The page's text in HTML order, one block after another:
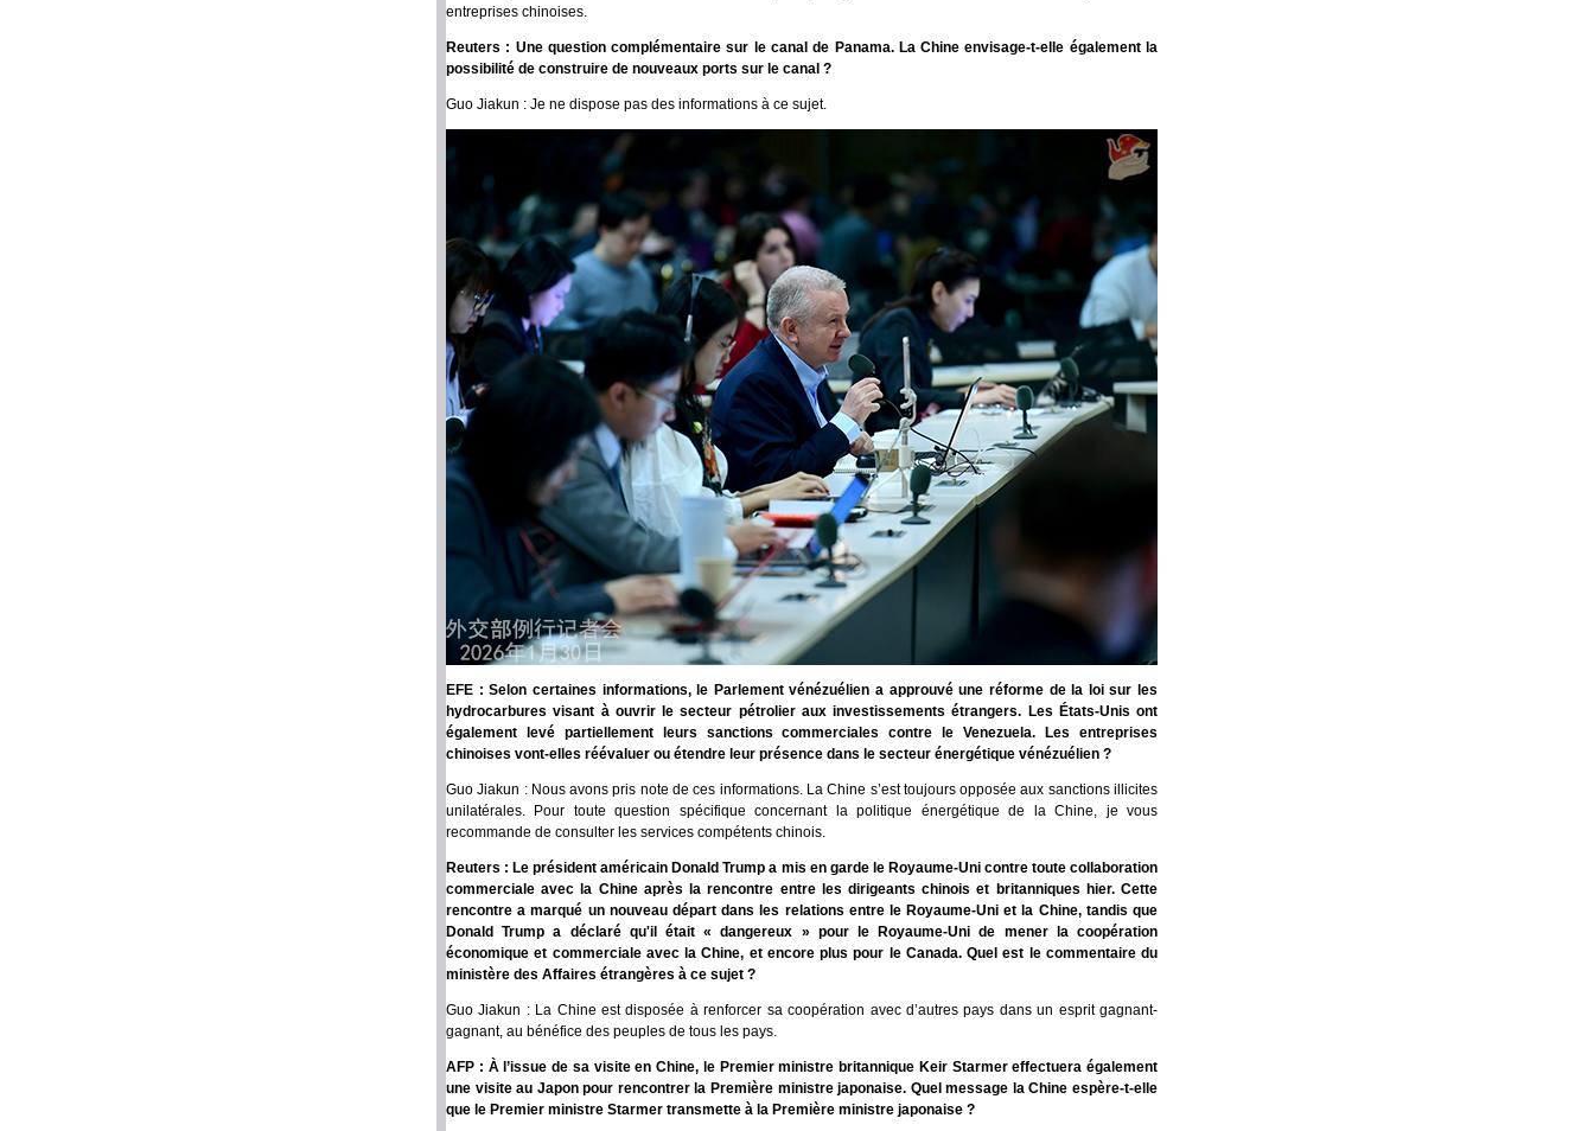
entreprises chinoises.
Reuters : Une question complémentaire sur le canal de Panama. La Chine envisage-t-elle également la
possibilité de construire de nouveaux ports sur le canal ?
Guo Jiakun : Je ne dispose pas des informations à ce sujet.
EFE : Selon certaines informations, le Parlement vénézuélien a approuvé une réforme de la loi sur les
hydrocarbures visant à ouvrir le secteur pétrolier aux investissements étrangers. Les États-Unis ont
également levé partiellement leurs sanctions commerciales contre le Venezuela. Les entreprises
chinoises vont-elles réévaluer ou étendre leur présence dans le secteur énergétique vénézuélien ?
Guo Jiakun : Nous avons pris note de ces informations. La Chine s’est toujours opposée aux sanctions illicites
unilatérales. Pour toute question spécifique concernant la politique énergétique de la Chine, je vous
recommande de consulter les services compétents chinois.
Reuters : Le président américain Donald Trump a mis en garde le Royaume-Uni contre toute collaboration
commerciale avec la Chine après la rencontre entre les dirigeants chinois et britanniques hier. Cette
rencontre a marqué un nouveau départ dans les relations entre le Royaume-Uni et la Chine, tandis que
Donald Trump a déclaré qu'il était « dangereux » pour le Royaume-Uni de mener la coopération
économique et commerciale avec la Chine, et encore plus pour le Canada. Quel est le commentaire du
ministère des Affaires étrangères à ce sujet ?
Guo Jiakun : La Chine est disposée à renforcer sa coopération avec d’autres pays dans un esprit gagnant-
gagnant, au bénéfice des peuples de tous les pays.
AFP : À l’issue de sa visite en Chine, le Premier ministre britannique Keir Starmer effectuera également
une visite au Japon pour rencontrer la Première ministre japonaise. Quel message la Chine espère-t-elle
que le Premier ministre Starmer transmette à la Première ministre japonaise ?